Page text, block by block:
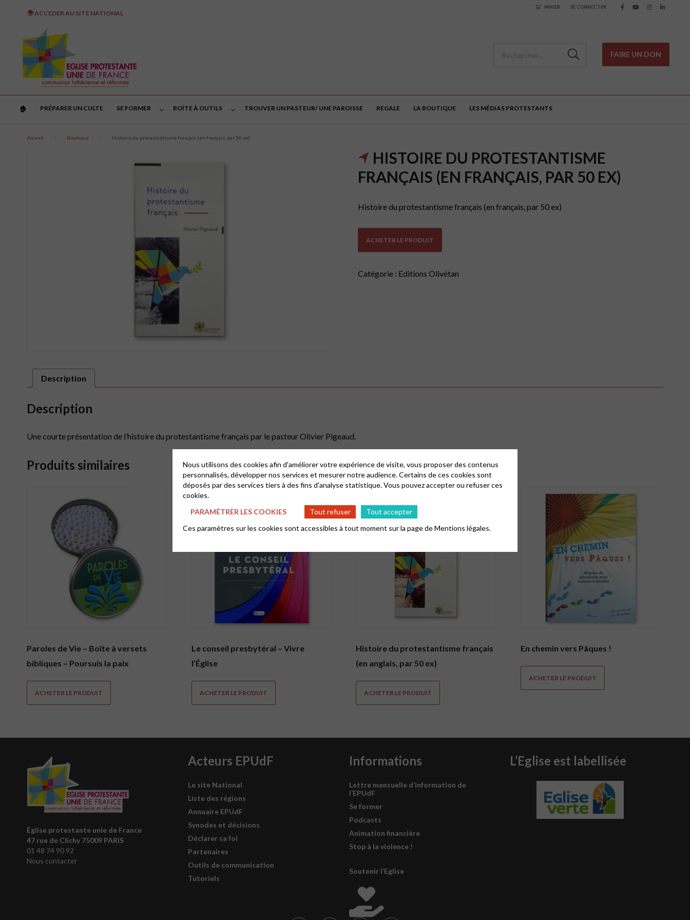
🌍 ACCEDER AU SITE NATIONAL
PANIER SE CONNECTER
FAIRE UN DON
🏠︎ PRÉPARER UN CULTE SE FORMER BOÎTE À OUTILS TROUVER UN PASTEUR/ UNE PAROISSE REGALE LA BOUTIQUE LES MÉDIAS PROTESTANTS
Accueil Boutique Histoire du protestantisme français (en français, par 50 ex)
HISTOIRE DU PROTESTANTISME
FRANÇAIS (EN FRANÇAIS, PAR 50 EX)
Histoire du protestantisme français (en français, par 50 ex)
ACHETER LE PRODUIT
Catégorie : Editions Olivétan
Description
Description
Une courte présentation de l’histoire du protestantisme français par le pasteur Olivier Pigeaud.
Produits similaires
Paroles de Vie – Boîte à versets
bibliques – Poursuis la paix
ACHETER LE PRODUIT
Le conseil presbytéral – Vivre
l’Église
ACHETER LE PRODUIT
Histoire du protestantisme français
(en anglais, par 50 ex)
ACHETER LE PRODUIT
En chemin vers Pâques !
ACHETER LE PRODUIT
Église protestante unie de France
47 rue de Clichy 75009 PARIS
01 48 74 90 92
Nous contacter
Acteurs EPUdF
Le site National
Liste des régions
Annuaire EPUdF
Synodes et décisions
Déclarer sa foi
Partenaires
Outils de communication
Tutoriels
Informations
Lettre mensuelle d’information de
l’EPUdF
Se former
Podcasts
Animation financière
Stop à la violence !
Soutenir l’Eglise
L’Eglise est labellisée
Nous utilisons des cookies afin d'améliorer votre expérience de visite, vous proposer des contenus
personnalisés, développer nos services et mesurer notre audience. Certains de ces cookies sont
déposés par des services tiers à des fins d'analyse statistique. Vous pouvez accepter ou refuser ces
cookies.
PARAMÉTRER LES COOKIES
Tout refuser
Tout accepter
Ces paramètres sur les cookies sont accessibles à tout moment sur la page deMentions légales.